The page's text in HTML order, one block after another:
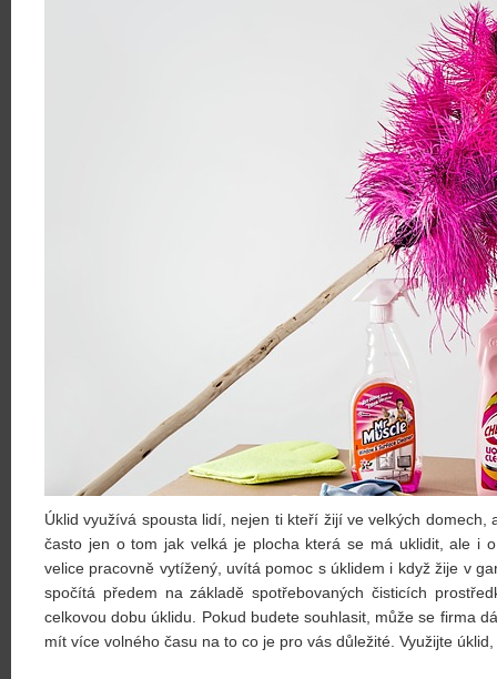
Úklid využívá spousta lidí, nejen ti kteří žijí ve velkých
často jen o tom jak velká je plocha která se má uklidit, ale i
velice pracovně vytížený, uvítá pomoc s úklidem i když žije v
spočítá předem na základě spotřebovaných čisticích
celkovou dobu úklidu. Pokud budete souhlasit, může se firma
mít více volného času na to co je pro vás důležité. Využijte